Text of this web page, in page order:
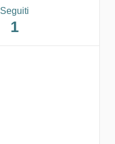
Seguiti
1